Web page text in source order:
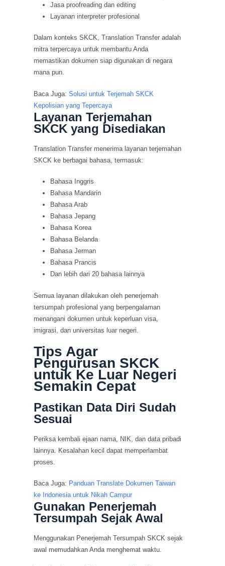
Jasa proofreading dan editing
Layanan interpreter profesional
Dalam konteks SKCK, Translation Transfer adalah
mitra terpercaya untuk membantu Anda
memastikan dokumen siap digunakan di negara
mana pun.
Baca Juga:Solusi untuk Terjemah SKCK
Kepolisian yang Tepercaya
Layanan Terjemahan
SKCK yang Disediakan
Translation Transfer menerima layanan terjemahan
SKCK ke berbagai bahasa, termasuk:
Bahasa Inggris
Bahasa Mandarin
Bahasa Arab
Bahasa Jepang
Bahasa Korea
Bahasa Belanda
Bahasa Jerman
Bahasa Prancis
Dan lebih dari 20 bahasa lainnya
Semua layanan dilakukan oleh penerjemah
tersumpah profesional yang berpengalaman
menangani dokumen untuk keperluan visa,
imigrasi, dan universitas luar negeri.
Tips Agar
Pengurusan SKCK
untuk Ke Luar Negeri
Semakin Cepat
Pastikan Data Diri Sudah
Sesuai
Periksa kembali ejaan nama, NIK, dan data pribadi
lainnya. Kesalahan kecil dapat memperlambat
proses.
Baca Juga: Panduan Translate Dokumen Taiwan
ke Indonesia untuk Nikah Campur
Gunakan Penerjemah
Tersumpah Sejak Awal
Menggunakan Penerjemah Tersumpah SKCK sejak
awal memudahkan Anda menghemat waktu.